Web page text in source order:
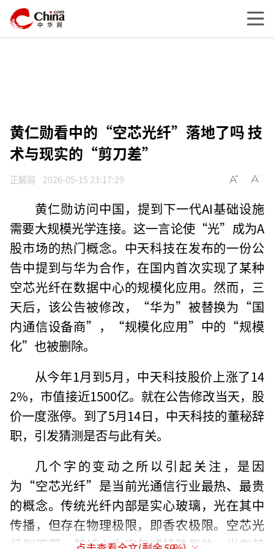
黄仁勋看中的“空芯光纤”落地了吗 技
术与现实的“剪刀差”
正解局 2026-05-15 23:17:29
黄仁勋访问中国，提到下一代AI基础设施
需要大规模光学连接。这一言论使“光”成为A
股市场的热门概念。中天科技在发布的一份公
告中提到与华为合作，在国内首次实现了某种
空芯光纤在数据中心的规模化应用。然而，三
天后，该公告被修改，“华为”被替换为“国
内通信设备商”，“规模化应用”中的“规模
化”也被删除。
从今年1月到5月，中天科技股价上涨了14
2%，市值接近1500亿。就在公告修改当天，股
价一度涨停。到了5月14日，中天科技的董秘辞
职，引发猜测是否与此有关。
几个字的变动之所以引起关注，是因
为“空芯光纤”是当前光通信行业最热、最贵
的概念。传统光纤内部是实心玻璃，光在其中
传播，但存在物理极限，即香农极限。空芯光
纤则不同，其核心为空气或特殊气体，光在其